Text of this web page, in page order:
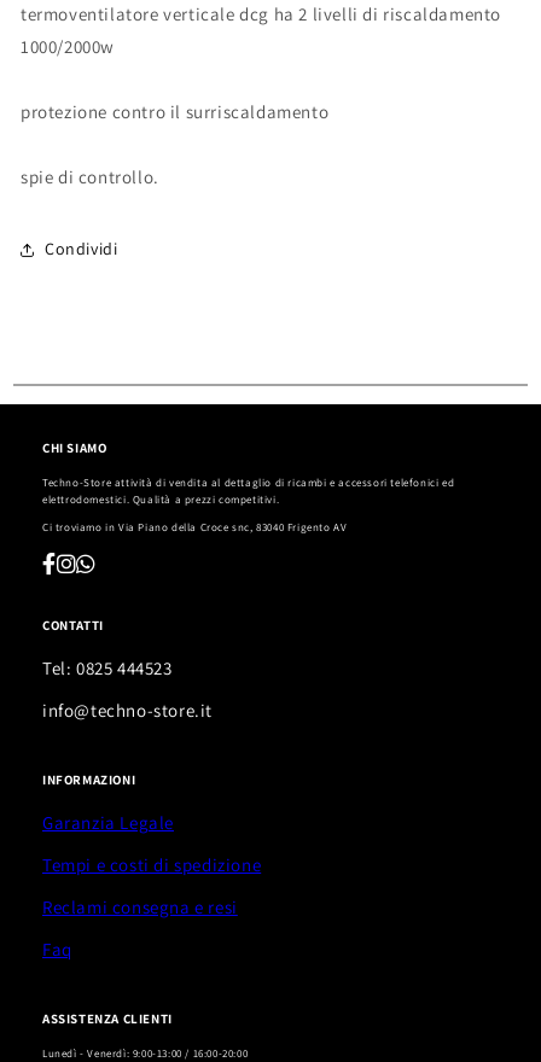
termoventilatore verticale dcg ha 2 livelli di riscaldamento
1000/2000w
protezione contro il surriscaldamento
spie di controllo.
Condividi
CHI SIAMO
Techno-Store attività di vendita al dettaglio di ricambi e accessori telefonici ed
elettrodomestici. Qualità a prezzi competitivi.
Ci troviamo in Via Piano della Croce snc, 83040 Frigento AV
CONTATTI
Tel: 0825 444523
info@techno-store.it
INFORMAZIONI
Garanzia Legale
Tempi e costi di spedizione
Reclami consegna e resi
Faq
ASSISTENZA CLIENTI
Lunedì - Venerdì: 9:00-13:00 / 16:00-20:00